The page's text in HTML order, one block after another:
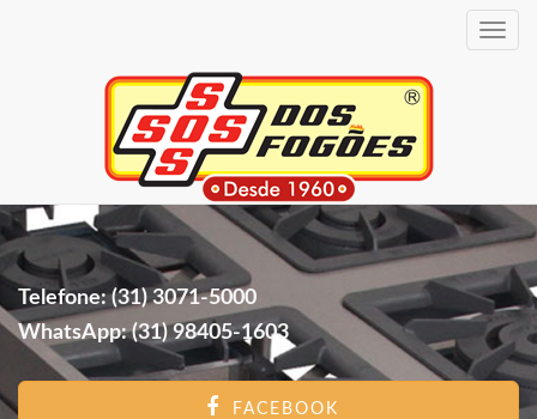
Toggle
Telefone: (31) 3071-5000
WhatsApp: (31) 98405-1603
FACEBOOK